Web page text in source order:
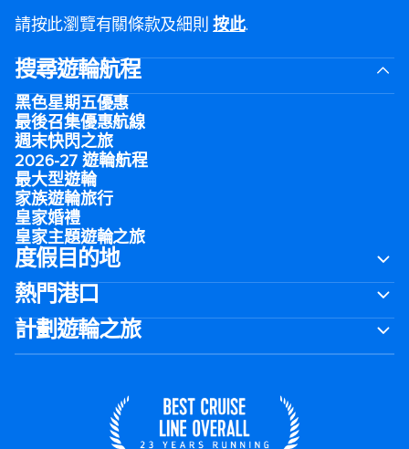
請按此瀏覽有關條款及細則按此.
搜尋遊輪航程
黑色星期五優惠
最後召集優惠航線
週末快閃之旅
2026-27 遊輪航程
最大型遊輪
家族遊輪旅行
皇家婚禮
皇家主題遊輪之旅
度假目的地
熱門港口
計劃遊輪之旅